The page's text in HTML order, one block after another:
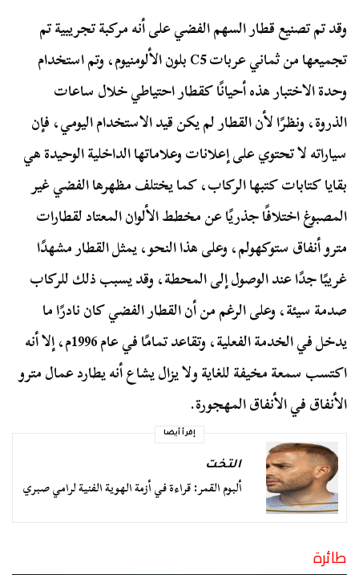
وقد تم تصنيع قطار السهم الفضي على أنه مركبة تجريبية تم
تجميعها من ثماني عربات C5 بلون الألومنيوم، وتم استخدام
وحدة الاختبار هذه أحيانًا كقطار احتياطي خلال ساعات
الذروة، ونظرًا لأن القطار لم يكن قيد الاستخدام اليومي، فإن
سياراته لا تحتوي على إعلانات وعلاماتها الداخلية الوحيدة هي
بقايا كتابات كتبها الركاب، كما يختلف مظهرها الفضي غير
المصبوغ اختلافًا جذريًا عن مخطط الألوان المعتاد لقطارات
مترو أنفاق ستوكهولم، وعلى هذا النحو، يمثل القطار مشهدًا
غريبًا جدًا عند الوصول إلى المحطة، وقد يسبب ذلك للركاب
صدمة سيئة، وعلى الرغم من أن القطار الفضي كان نادرًا ما
يدخل في الخدمة الفعلية، وتقاعد تمامًا في عام 1996م، إلا أنه
اكتسب سمعة مخيفة للغاية ولا يزال يشاع أنه يطارد عمال مترو
الأنفاق في الأنفاق المهجورة.
إقرأ أيضا
التخت
ألبوم القمر: قراءة في أزمة الهوية الفنية لرامي صبري
طائرة